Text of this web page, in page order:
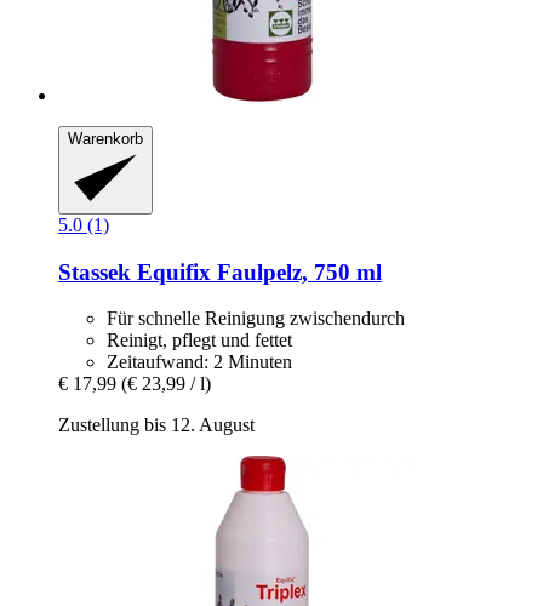
Warenkorb
5.0 (1)
Stassek Equifix Faulpelz, 750 ml
Für schnelle Reinigung zwischendurch
Reinigt, pflegt und fettet
Zeitaufwand: 2 Minuten
€ 17,99 (€ 23,99 / l)
Zustellung bis 12. August